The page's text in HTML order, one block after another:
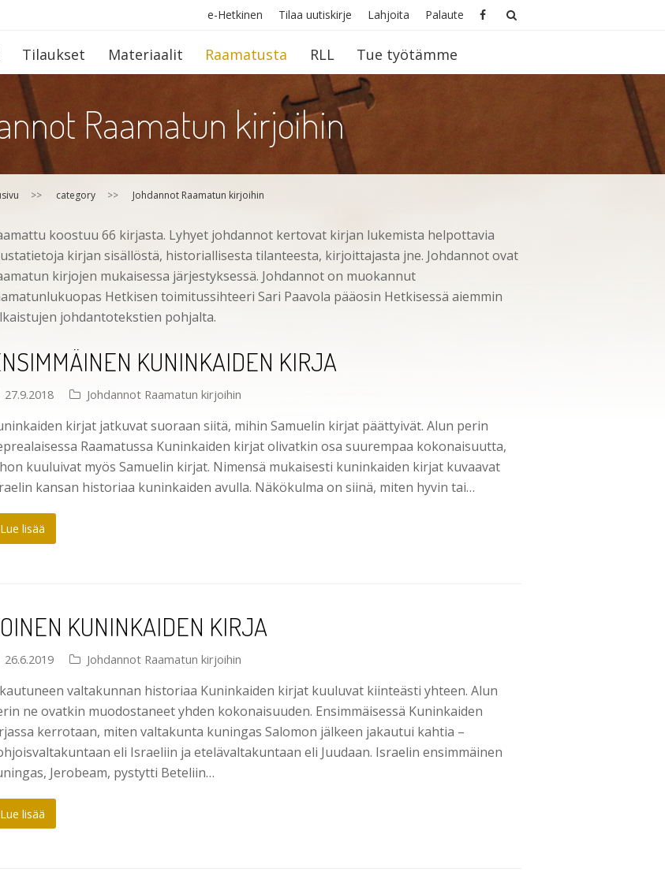
e-Hetkinen Tilaa uutiskirje Lahjoita Palaute
Tilaukset Materiaalit Raamatusta RLL Tue työtämme
Raamatun kirjoihin
>> category >> Johdannot Raamatun kirjoihin
koostuu 66 kirjasta. Lyhyet johdannot kertovat kirjan lukemista helpottavia
kirjan sisällöstä, historiallisesta tilanteesta, kirjoittajasta jne. Johdannot ovat
kirjojen mukaisessa järjestyksessä. Johdannot on muokannut
Hetkisen toimitussihteeri Sari Paavola pääosin Hetkisessä aiemmin
johdantotekstien pohjalta.
KUNINKAIDEN KIRJA
27.9.2018 Johdannot Raamatun kirjoihin
kirjat jatkuvat suoraan siitä, mihin Samuelin kirjat päättyivät. Alun perin
Raamatussa Kuninkaiden kirjat olivatkin osa suurempaa kokonaisuutta,
kuuluivat myös Samuelin kirjat. Nimensä mukaisesti kuninkaiden kirjat kuvaavat
kansan historiaa kuninkaiden avulla. Näkökulma on siinä, miten hyvin tai…
Lue lisää
KUNINKAIDEN KIRJA
26.6.2019 Johdannot Raamatun kirjoihin
valtakunnan historiaa Kuninkaiden kirjat kuuluvat kiinteästi yhteen. Alun
ne ovatkin muodostaneet yhden kokonaisuuden. Ensimmäisessä Kuninkaiden
kerrotaan, miten valtakunta kuningas Salomon jälkeen jakautui kahtia –
eli Israeliin ja etelävaltakuntaan eli Juudaan. Israelin ensimmäinen
Jerobeam, pystytti Beteliin…
Lue lisää